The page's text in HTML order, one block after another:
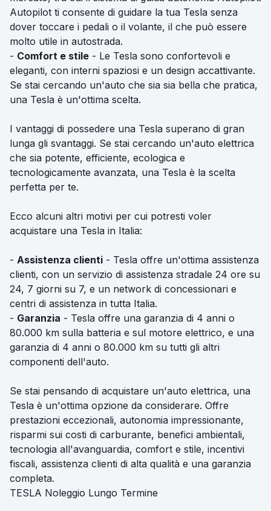
Autopilot ti consente di guidare la tua Tesla senza
dover toccare i pedali o il volante, il che può essere
molto utile in autostrada.
- Comfort e stile - Le Tesla sono confortevoli e
eleganti, con interni spaziosi e un design accattivante.
Se stai cercando un'auto che sia sia bella che pratica,
una Tesla è un'ottima scelta.
I vantaggi di possedere una Tesla superano di gran
lunga gli svantaggi. Se stai cercando un'auto elettrica
che sia potente, efficiente, ecologica e
tecnologicamente avanzata, una Tesla è la scelta
perfetta per te.
Ecco alcuni altri motivi per cui potresti voler
acquistare una Tesla in Italia:
- Assistenza clienti - Tesla offre un'ottima assistenza
clienti, con un servizio di assistenza stradale 24 ore su
24, 7 giorni su 7, e un network di concessionari e
centri di assistenza in tutta Italia.
- Garanzia - Tesla offre una garanzia di 4 anni o
80.000 km sulla batteria e sul motore elettrico, e una
garanzia di 4 anni o 80.000 km su tutti gli altri
componenti dell'auto.
Se stai pensando di acquistare un'auto elettrica, una
Tesla è un'ottima opzione da considerare. Offre
prestazioni eccezionali, autonomia impressionante,
risparmi sui costi di carburante, benefici ambientali,
tecnologia all'avanguardia, comfort e stile, incentivi
fiscali, assistenza clienti di alta qualità e una garanzia
completa.
TESLA Noleggio Lungo Termine